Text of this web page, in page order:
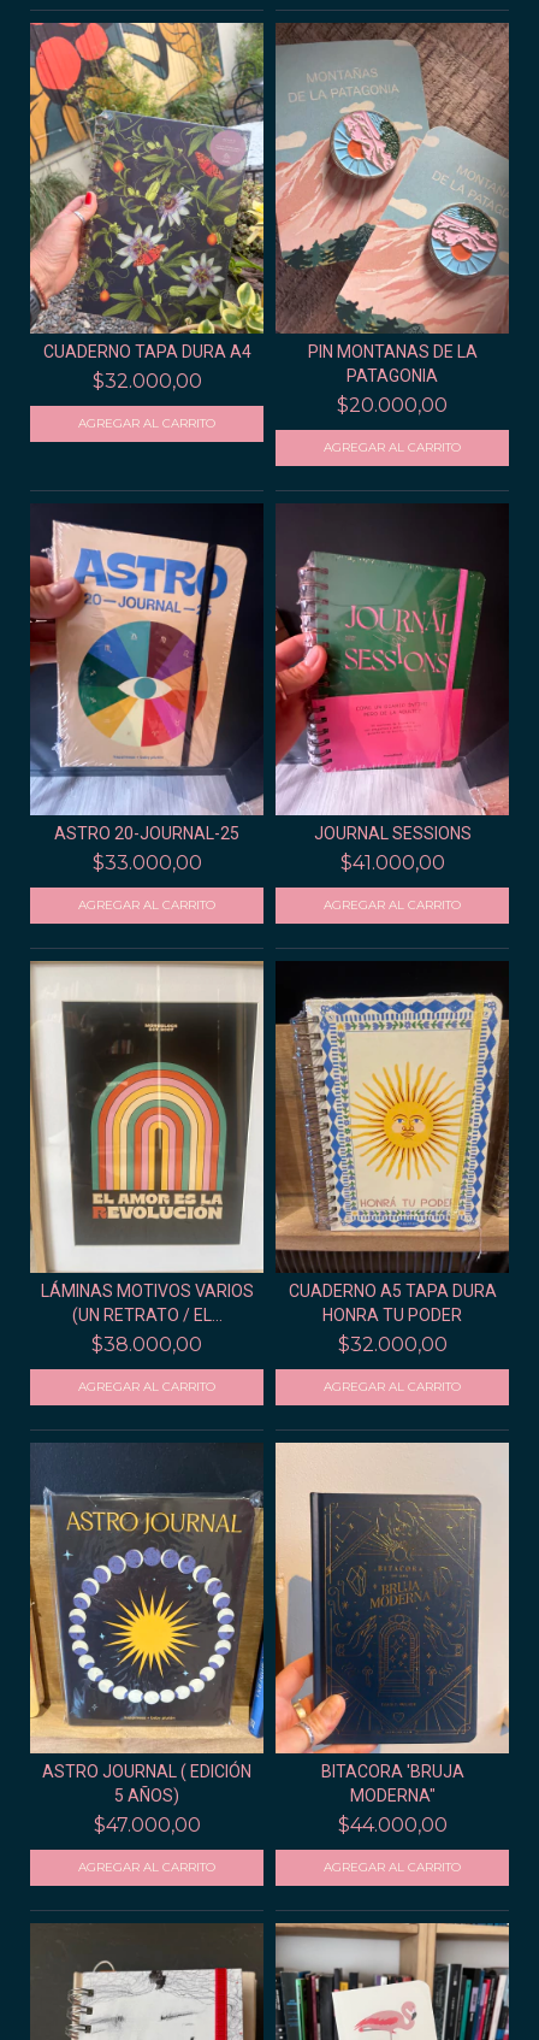
CUADERNO TAPA DURA A4
$32.000,00
PIN MONTANAS DE LA
PATAGONIA
$20.000,00
ASTRO 20-JOURNAL-25
$33.000,00
JOURNAL SESSIONS
$41.000,00
LÁMINAS MOTIVOS VARIOS
(UN RETRATO / EL...
$38.000,00
CUADERNO A5 TAPA DURA
HONRA TU PODER
$32.000,00
ASTRO JOURNAL ( EDICIÓN
5 AÑOS)
$47.000,00
BITACORA 'BRUJA
MODERNA"
$44.000,00